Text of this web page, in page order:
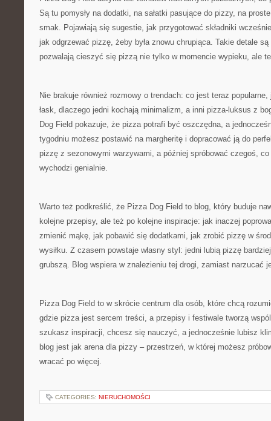
Są tu pomysły na dodatki, na sałatki pasujące do pizzy, na
smak. Pojawiają się sugestie, jak przygotować składniki
jak odgrzewać pizzę, żeby była znowu chrupiąca. Takie detale
pozwalają cieszyć się pizzą nie tylko w momencie wypieku, ale
Nie brakuje również rozmowy o trendach: co jest teraz
łask, dlaczego jedni kochają minimalizm, a inni pizza-luksus z
Dog Field pokazuje, że pizza potrafi być oszczędna, a
tygodniu możesz postawić na margheritę i dopracować ją do
pizzę z sezonowymi warzywami, a później spróbować czegoś,
wychodzi genialnie.
Warto też podkreślić, że Pizza Dog Field to blog, który buduje
kolejne przepisy, ale też po kolejne inspiracje: jak inaczej
zmienić mąkę, jak pobawić się dodatkami, jak zrobić pizzę w
wysiłku. Z czasem powstaje własny styl: jedni lubią pizzę
grubszą. Blog wspiera w znalezieniu tej drogi, zamiast narzucać
Pizza Dog Field to w skrócie centrum dla osób, które chcą
gdzie pizza jest sercem treści, a przepisy i festiwale tworzą
szukasz inspiracji, chcesz się nauczyć, a jednocześnie lubisz
blog jest jak arena dla pizzy – przestrzeń, w której możesz
wracać po więcej.
CATEGORIES: NIERUCHOMOŚCI